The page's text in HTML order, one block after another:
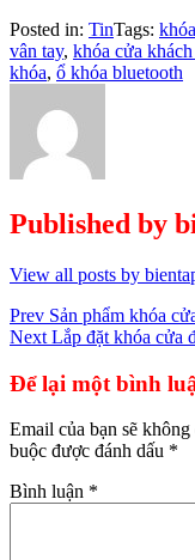
Posted in: TinTags:
vân tay, khóa cửa khách
khóa, ổ khóa bluetooth
Published by
View all posts by
Điều
hướng
bài
viết
Prev Sản phẩm khóa
Next Lắp đặt khóa cửa
Để lại một bình
Email của bạn sẽ
buộc được đánh dấu *
Bình luận *